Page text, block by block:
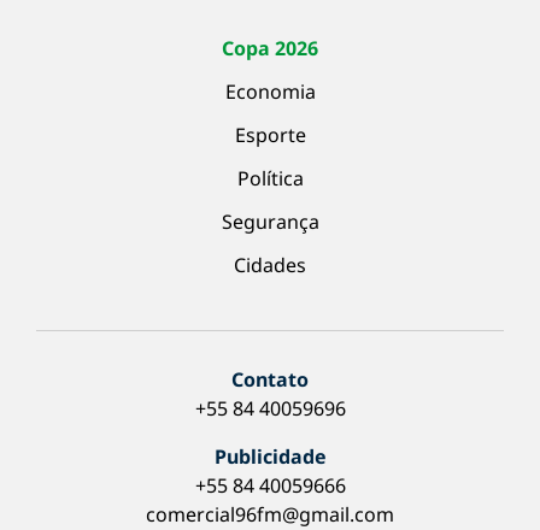
Copa 2026
Economia
Esporte
Política
Segurança
Cidades
Contato
+55 84 40059696
Publicidade
+55 84 40059666
comercial96fm@gmail.com